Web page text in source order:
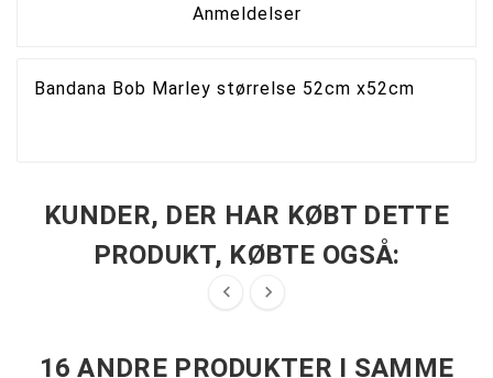
Anmeldelser
Bandana Bob Marley størrelse 52cm x52cm
KUNDER, DER HAR KØBT DETTE
PRODUKT, KØBTE OGSÅ:
 
16 ANDRE PRODUKTER I SAMME